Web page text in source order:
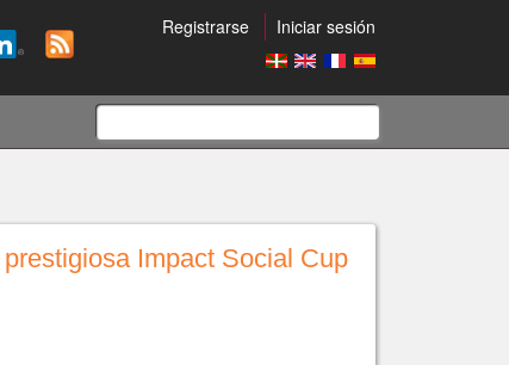
Registrarse Iniciar sesión
deImpact Social Cup